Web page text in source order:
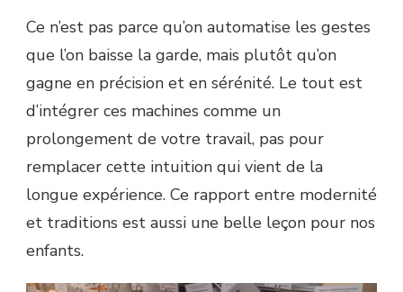
Ce n’est pas parce qu’on automatise les gestes
que l’on baisse la garde, mais plutôt qu’on
gagne en précision et en sérénité. Le tout est
d’intégrer ces machines comme un
prolongement de votre travail, pas pour
remplacer cette intuition qui vient de la
longue expérience. Ce rapport entre modernité
et traditions est aussi une belle leçon pour nos
enfants.